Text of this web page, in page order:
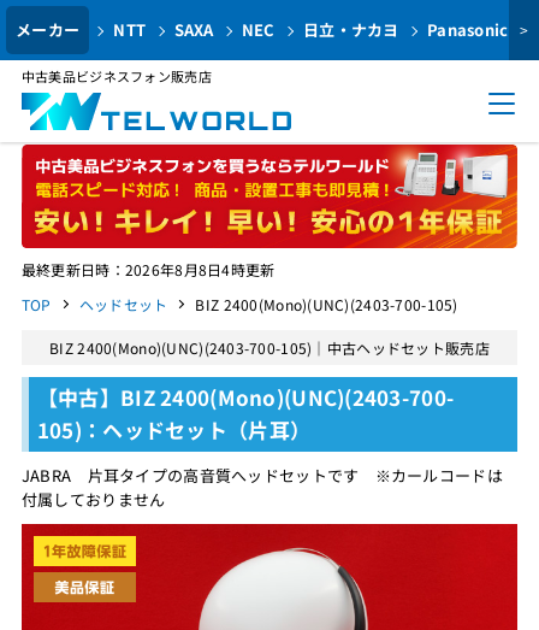
メーカー NTT SAXA NEC 日立・ナカヨ Panasonic >
中古美品ビジネスフォン販売店
最終更新日時：2026年8月8日4時更新
TOP
ヘッドセット BIZ 2400(Mono)(UNC)(2403-700-105)
BIZ 2400(Mono)(UNC)(2403-700-105)｜中古ヘッドセット販売店
【中古】BIZ 2400(Mono)(UNC)(2403-700-
105)：ヘッドセット（片耳）
JABRA 片耳タイプの高音質へッドセットです ※カールコードは
付属しておりません